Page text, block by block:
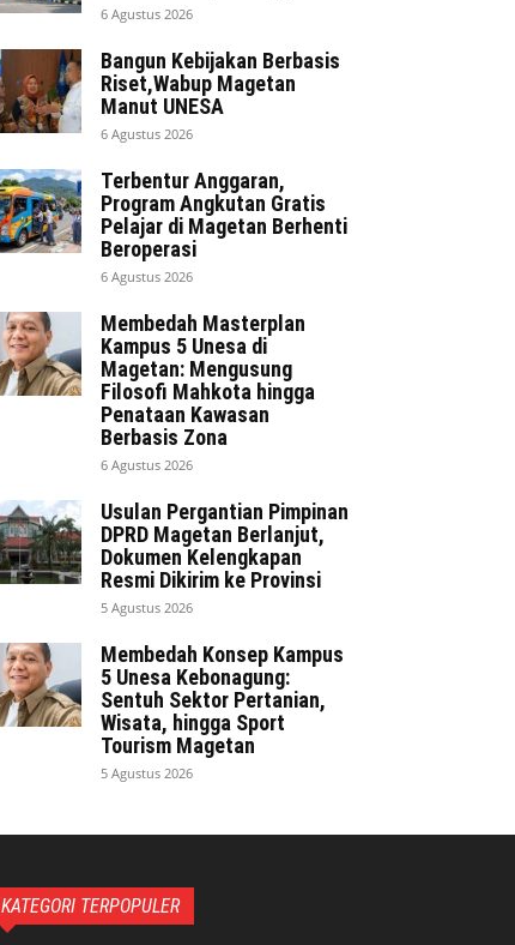
6 Agustus 2026
Bangun Kebijakan Berbasis
Riset,Wabup Magetan
Manut UNESA
6 Agustus 2026
Terbentur Anggaran,
Program Angkutan Gratis
Pelajar di Magetan Berhenti
Beroperasi
6 Agustus 2026
Membedah Masterplan
Kampus 5 Unesa di
Magetan: Mengusung
Filosofi Mahkota hingga
Penataan Kawasan
Berbasis Zona
6 Agustus 2026
Usulan Pergantian Pimpinan
DPRD Magetan Berlanjut,
Dokumen Kelengkapan
Resmi Dikirim ke Provinsi
5 Agustus 2026
Membedah Konsep Kampus
5 Unesa Kebonagung:
Sentuh Sektor Pertanian,
Wisata, hingga Sport
Tourism Magetan
5 Agustus 2026
KATEGORI TERPOPULER